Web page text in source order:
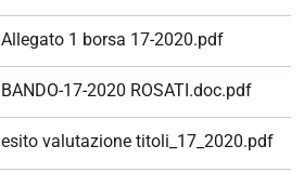
Allegato 1 borsa 17-2020.pdf
BANDO-17-2020 ROSATI.doc.pdf
esito valutazione titoli_17_2020.pdf